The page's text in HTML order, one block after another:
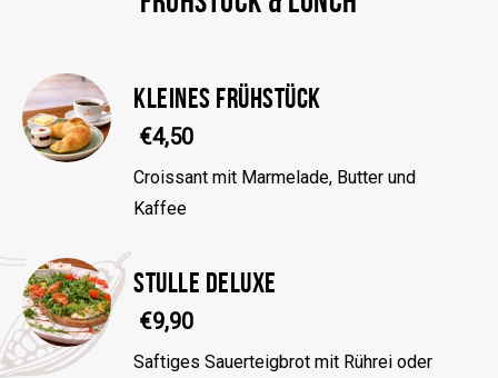
KLEINES FRÜHSTÜCK
€4,50
Croissant mit Marmelade, Butter und
Kaffee
STULLE DELUXE
€9,90
Saftiges Sauerteigbrot mit Rührei oder